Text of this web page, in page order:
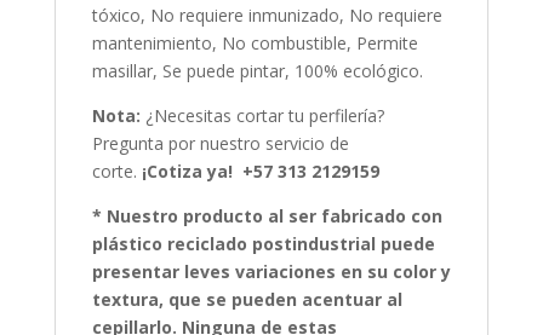
tóxico, No requiere inmunizado, No requiere
mantenimiento, No combustible, Permite
masillar, Se puede pintar, 100% ecológico.
Nota: ¿Necesitas cortar tu perfilería?
Pregunta por nuestro servicio de
corte. ¡Cotiza ya! +57 313 2129159
* Nuestro producto al ser fabricado con
plástico reciclado postindustrial puede
presentar leves variaciones en su color y
textura, que se pueden acentuar al
cepillarlo. Ninguna de estas